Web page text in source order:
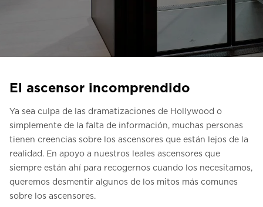
Contacte con nosotros
Pedir una estimación de precio
FAQ
ES
El ascensor incomprendido
Ya sea culpa de las dramatizaciones de Hollywood o
simplemente de la falta de información, muchas personas
tienen creencias sobre los ascensores que están lejos de la
realidad. En apoyo a nuestros leales ascensores que
siempre están ahí para recogernos cuando los necesitamos,
queremos desmentir algunos de los mitos más comunes
sobre los ascensores.